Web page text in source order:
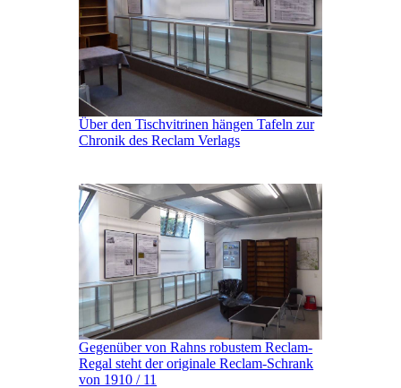
Über den Tischvitrinen hängen Tafeln zur
Chronik des Reclam Verlags
Gegenüber von Rahns robustem Reclam-
Regal steht der originale Reclam-Schrank
von 1910 / 11